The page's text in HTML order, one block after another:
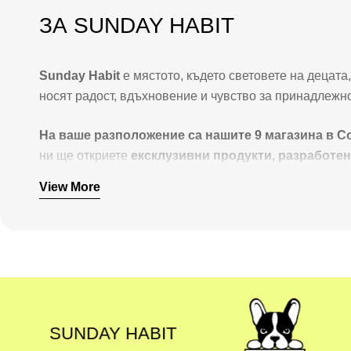
ЗА SUNDAY HABIT
Sunday Habit е мястото, където световете на
носят радост, вдъхновение и чувство за
На ваше разположение са нашите 9 магазина в
ни ще откриете ексклузивни продукти,
Да направим пазаруването забавно и
View More
SUNDAY HABIT